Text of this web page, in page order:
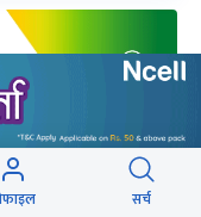
सर्च